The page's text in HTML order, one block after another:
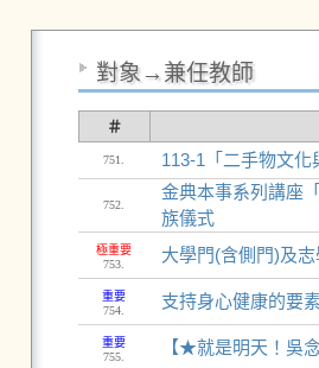
對象→兼任教師
＃
751. 113-1「二手物文
752.
金典本事系列講座
族儀式
極重要
753.
大學門(含側門)及
重要
754.
支持身心健康的要
重要
755.
【★就是明天！吳